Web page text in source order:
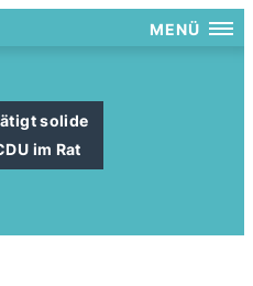
MENÜ
solide
im Rat